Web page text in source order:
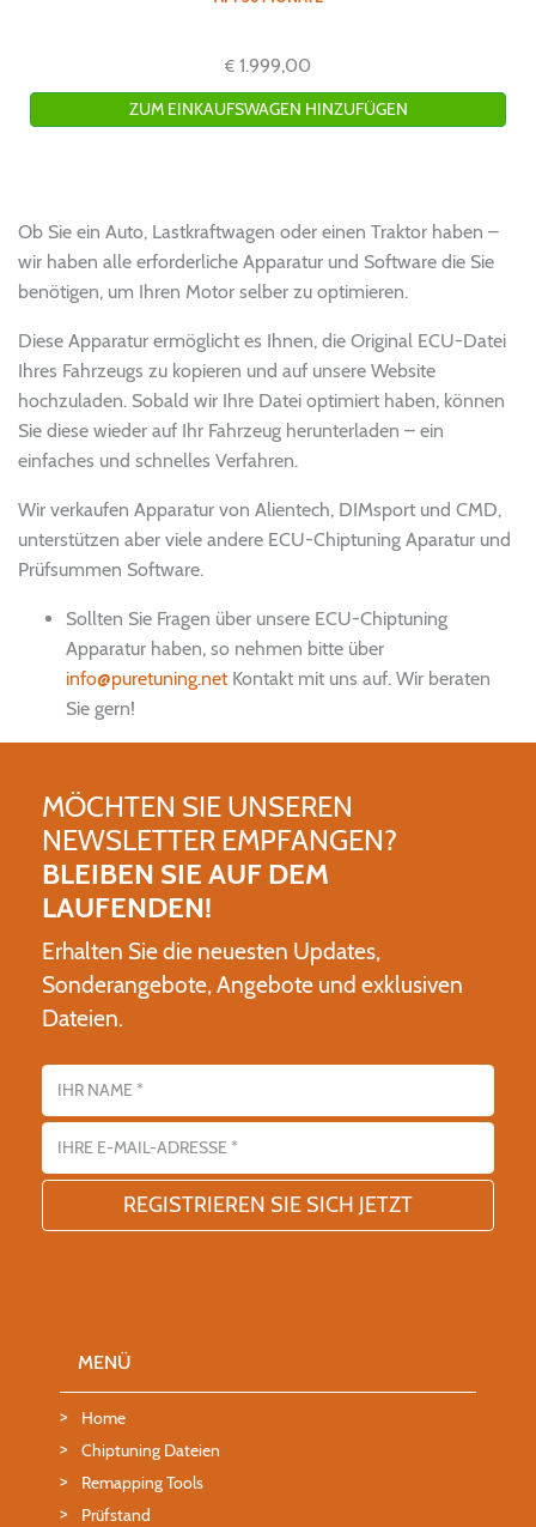
€ 1.999,00
Ob Sie ein Auto, Lastkraftwagen oder einen Traktor haben –
wir haben alle erforderliche Apparatur und Software die Sie
benötigen, um Ihren Motor selber zu optimieren.
Diese Apparatur ermöglicht es Ihnen, die Original ECU-Datei
Ihres Fahrzeugs zu kopieren und auf unsere Website
hochzuladen. Sobald wir Ihre Datei optimiert haben, können
Sie diese wieder auf Ihr Fahrzeug herunterladen – ein
einfaches und schnelles Verfahren.
Wir verkaufen Apparatur von Alientech, DIMsport und CMD,
unterstützen aber viele andere ECU-Chiptuning Aparatur und
Prüfsummen Software.
Sollten Sie Fragen über unsere ECU-Chiptuning
Apparatur haben, so nehmen bitte über
info@puretuning.netKontakt mit uns auf. Wir beraten
Sie gern!
MÖCHTEN SIE UNSEREN
NEWSLETTER EMPFANGEN?
BLEIBEN SIE AUF DEM
LAUFENDEN!
Erhalten Sie die neuesten Updates,
Sonderangebote, Angebote und exklusiven
Dateien.
Name
E-Mail-Adresse
MENÜ
Home
Chiptuning Dateien
Remapping Tools
Prüfstand